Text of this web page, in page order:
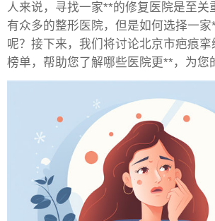
人来说，寻找一家**的修复医院是至关
有众多的整形医院，但是如何选择一
呢？接下来，我们将讨论北京市疤痕
榜单，帮助您了解哪些医院更**，为您